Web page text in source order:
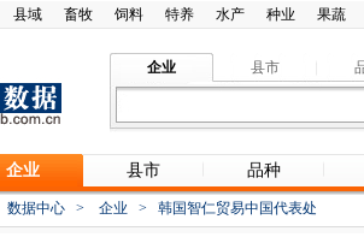
县域 畜牧 饲料 特养 水产 种业 果蔬
企业 县市
企业 县市 品种
数据中心 > 企业 > 韩国智仁贸易中国代表处